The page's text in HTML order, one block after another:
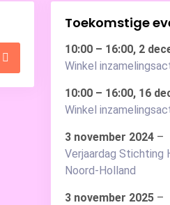
Toekomstige
10:00 – 16:00, 2
Winkel
10:00 – 16:00, 16
Winkel
3 november 2024 –
Verjaardag Stichting
Noord-Holland
3 november 2025 –